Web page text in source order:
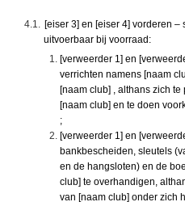
4.1.
[eiser 3] en [eiser 4] vorderen –
uitvoerbaar bij voorraad:
[verweerder 1] en
verrichten namens [naam
[naam club] , althans zich
[naam club] en te doen
;
[verweerder 1] en
bankbescheiden, sleutels
en de hangsloten) en de
club] te overhandigen,
van [naam club] onder zich